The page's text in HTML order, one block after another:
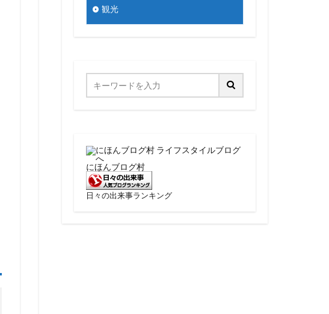
観光
にほんブログ村
日々の出来事ランキング